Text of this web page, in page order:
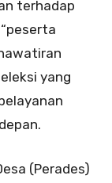
terhadap
yang
(Perades)